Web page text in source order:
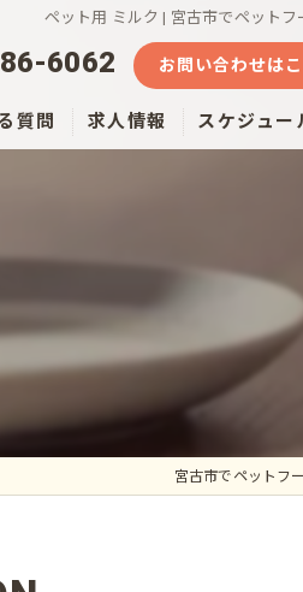
ペット用 ミルク | 宮古市でペット
6062 お問い合わせは
質問 求人情報 スケジュー
宮古市でペットフ